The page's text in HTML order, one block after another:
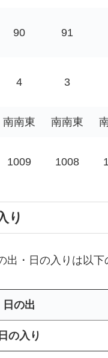
90 91
4 3
南南東 南南東
1009 1008
り
出・日の入りは以下
日の出
日の入り